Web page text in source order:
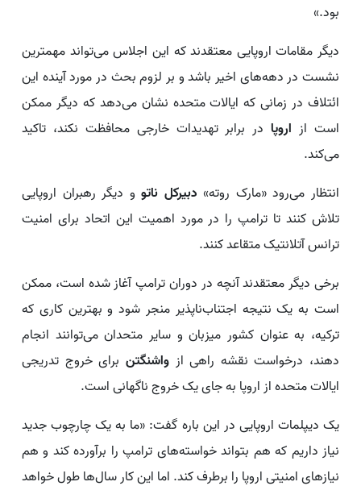
بود.»
دیگر مقامات اروپایی معتقدند که این اجلاس می‌تواند مهمترین
نشست در دهه‌های اخیر باشد و بر لزوم بحث در مورد آینده این
ائتلاف در زمانی که ایالات متحده نشان می‌دهد که دیگر ممکن
است از اروپا در برابر تهدیدات خارجی محافظت نکند، تاکید
می‌کند.
انتظار می‌رود «مارک روته» دبیرکل ناتو و دیگر رهبران اروپایی
تلاش کنند تا ترامپ را در مورد اهمیت این اتحاد برای امنیت
ترانس آتلانتیک متقاعد کنند.
برخی دیگر معتقدند آنچه در دوران ترامپ آغاز شده است، ممکن
است به یک نتیجه اجتناب‌ناپذیر منجر شود و بهترین کاری که
ترکیه، به عنوان کشور میزبان و سایر متحدان می‌توانند انجام
دهند، درخواست نقشه راهی ازواشنگتن برای خروج تدریجی
ایالات متحده از اروپا به جای یک خروج ناگهانی است.
یک دیپلمات اروپایی در این باره گفت: «ما به یک چارچوب جدید
نیاز داریم که هم بتواند خواسته‌های ترامپ را برآورده کند و هم
نیازهای امنیتی اروپا را برطرف کند. اما این کار سال‌ها طول خواهد